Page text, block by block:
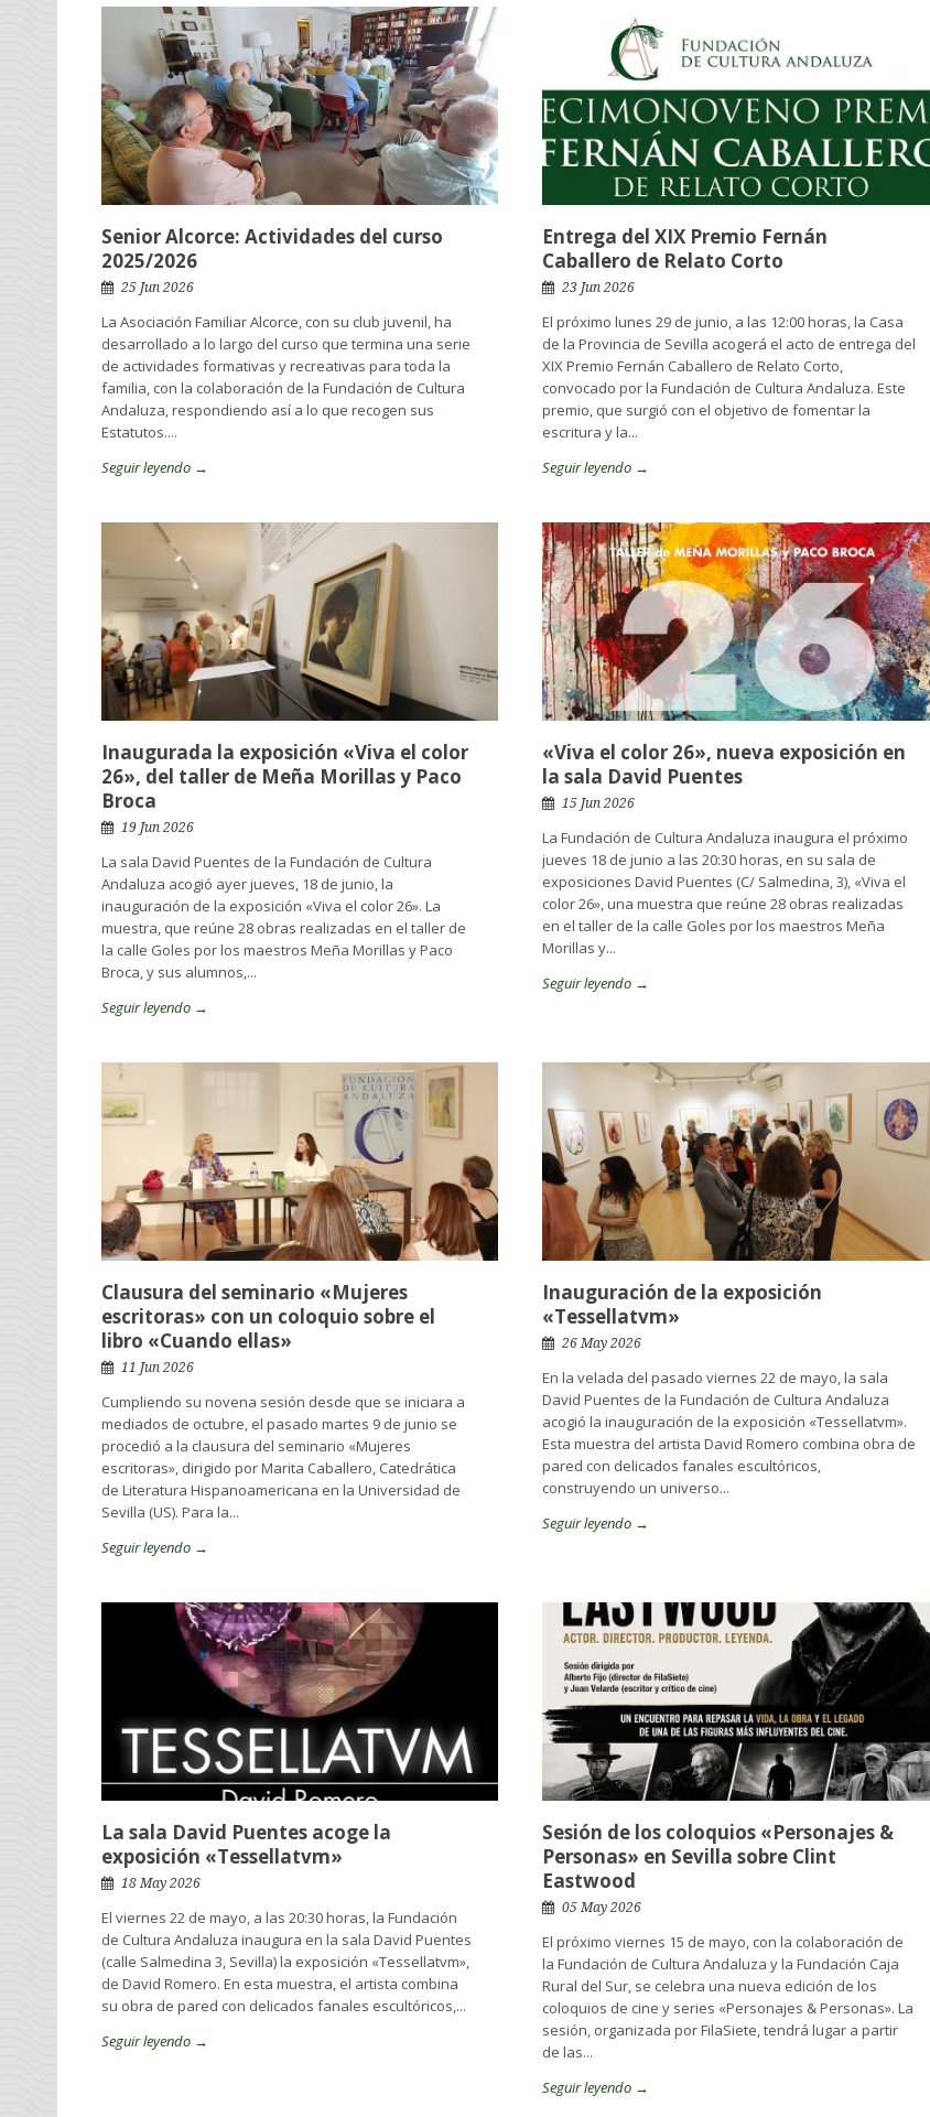
Senior Alcorce: Actividades del curso
2025/2026
25 Jun 2026
La Asociación Familiar Alcorce, con su club juvenil, ha
desarrollado a lo largo del curso que termina una serie
de actividades formativas y recreativas para toda la
familia, con la colaboración de la Fundación de Cultura
Andaluza, respondiendo así a lo que recogen sus
Estatutos....
Seguir leyendo →
Entrega del XIX Premio Fernán
Caballero de Relato Corto
23 Jun 2026
El próximo lunes 29 de junio, a las 12:00 horas, la Casa
de la Provincia de Sevilla acogerá el acto de entrega del
XIX Premio Fernán Caballero de Relato Corto,
convocado por la Fundación de Cultura Andaluza. Este
premio, que surgió con el objetivo de fomentar la
escritura y la...
Seguir leyendo →
Inaugurada la exposición «Viva el color
26», del taller de Meña Morillas y Paco
Broca
19 Jun 2026
La sala David Puentes de la Fundación de Cultura
Andaluza acogió ayer jueves, 18 de junio, la
inauguración de la exposición «Viva el color 26». La
muestra, que reúne 28 obras realizadas en el taller de
la calle Goles por los maestros Meña Morillas y Paco
Broca, y sus alumnos,...
Seguir leyendo →
«Viva el color 26», nueva exposición en
la sala David Puentes
15 Jun 2026
La Fundación de Cultura Andaluza inaugura el próximo
jueves 18 de junio a las 20:30 horas, en su sala de
exposiciones David Puentes (C/ Salmedina, 3), «Viva el
color 26», una muestra que reúne 28 obras realizadas
en el taller de la calle Goles por los maestros Meña
Morillas y...
Seguir leyendo →
Clausura del seminario «Mujeres
escritoras» con un coloquio sobre el
libro «Cuando ellas»
11 Jun 2026
Cumpliendo su novena sesión desde que se iniciara a
mediados de octubre, el pasado martes 9 de junio se
procedió a la clausura del seminario «Mujeres
escritoras», dirigido por Marita Caballero, Catedrática
de Literatura Hispanoamericana en la Universidad de
Sevilla (US). Para la...
Seguir leyendo →
Inauguración de la exposición
«Tessellatvm»
26 May 2026
En la velada del pasado viernes 22 de mayo, la sala
David Puentes de la Fundación de Cultura Andaluza
acogió la inauguración de la exposición «Tessellatvm».
Esta muestra del artista David Romero combina obra de
pared con delicados fanales escultóricos,
construyendo un universo...
Seguir leyendo →
La sala David Puentes acoge la
exposición «Tessellatvm»
18 May 2026
El viernes 22 de mayo, a las 20:30 horas, la Fundación
de Cultura Andaluza inaugura en la sala David Puentes
(calle Salmedina 3, Sevilla) la exposición «Tessellatvm»,
de David Romero. En esta muestra, el artista combina
su obra de pared con delicados fanales escultóricos,...
Seguir leyendo →
Sesión de los coloquios «Personajes &
Personas» en Sevilla sobre Clint
Eastwood
05 May 2026
El próximo viernes 15 de mayo, con la colaboración de
la Fundación de Cultura Andaluza y la Fundación Caja
Rural del Sur, se celebra una nueva edición de los
coloquios de cine y series «Personajes & Personas». La
sesión, organizada por FilaSiete, tendrá lugar a partir
de las...
Seguir leyendo →